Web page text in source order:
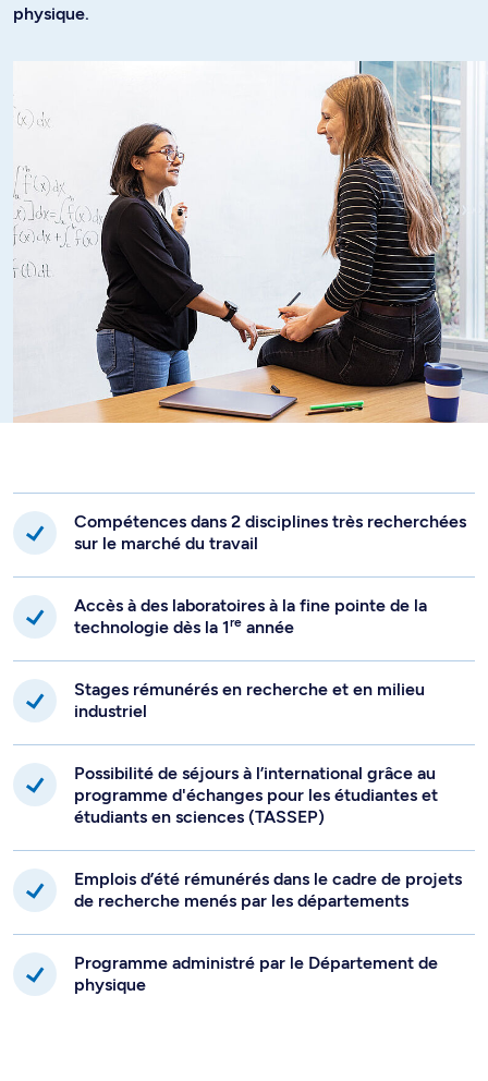
physique.
Compétences dans 2 disciplines très recherchées
sur le marché du travail
Accès à des laboratoires à la fine pointe de la
technologie dès la 1re année
Stages rémunérés en recherche et en milieu
industriel
Possibilité de séjours à l’international grâce au
programme d'échanges pour les étudiantes et
étudiants en sciences (TASSEP)
Emplois d’été rémunérés dans le cadre de projets
de recherche menés par les départements
Programme administré par le Département de
physique